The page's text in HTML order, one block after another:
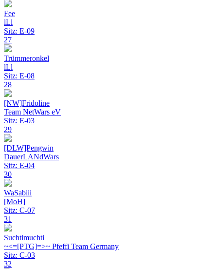
Fee
lLl
Sitz: E-09
27
Trümmeronkel
lLl
Sitz: E-08
28
[NW]Fridoline
Team NetWars eV
Sitz: E-03
29
[DLW]Pengwin
DauerLANdWars
Sitz: E-04
30
WaSabiii
[MoH]
Sitz: C-07
31
Suchtimuchti
~<=[PTG]=>~ Pfeffi Team Germany
Sitz: C-03
32